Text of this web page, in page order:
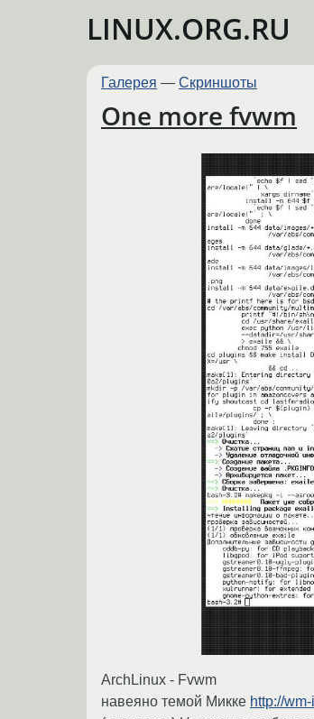
LINUX.ORG.RU
Галерея — Скриншоты
One more fvwm
ArchLinux - Fvwm
навеяно темой Микке http://